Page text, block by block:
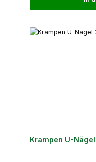
Krampen U-